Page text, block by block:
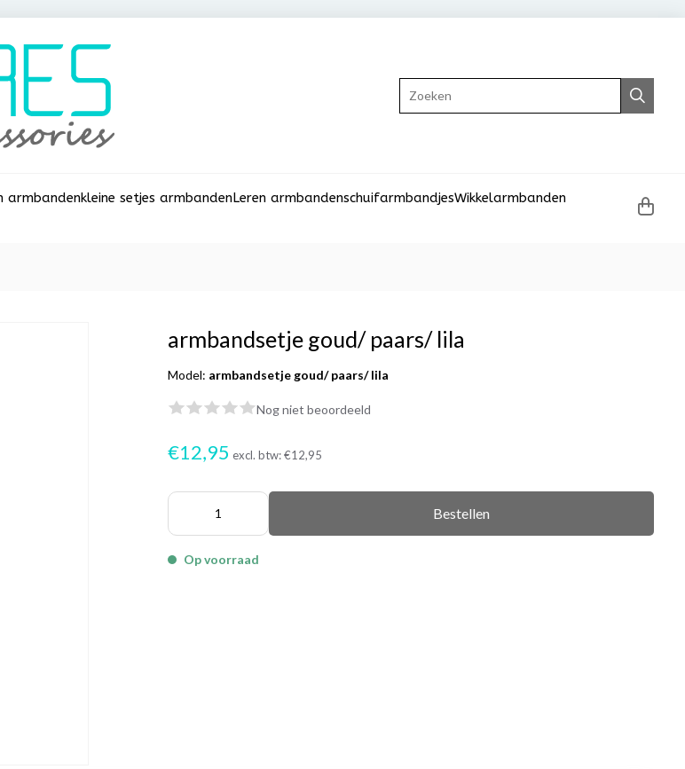
armbandenkleine setjes armbandenLeren armbandenschuifarmbandjesWikkelarmbanden
armbandsetje goud/ paars/ lila
Model: armbandsetje goud/ paars/ lila
Nog niet beoordeeld
€12,95 excl. btw:€12,95
Bestellen
Op voorraad